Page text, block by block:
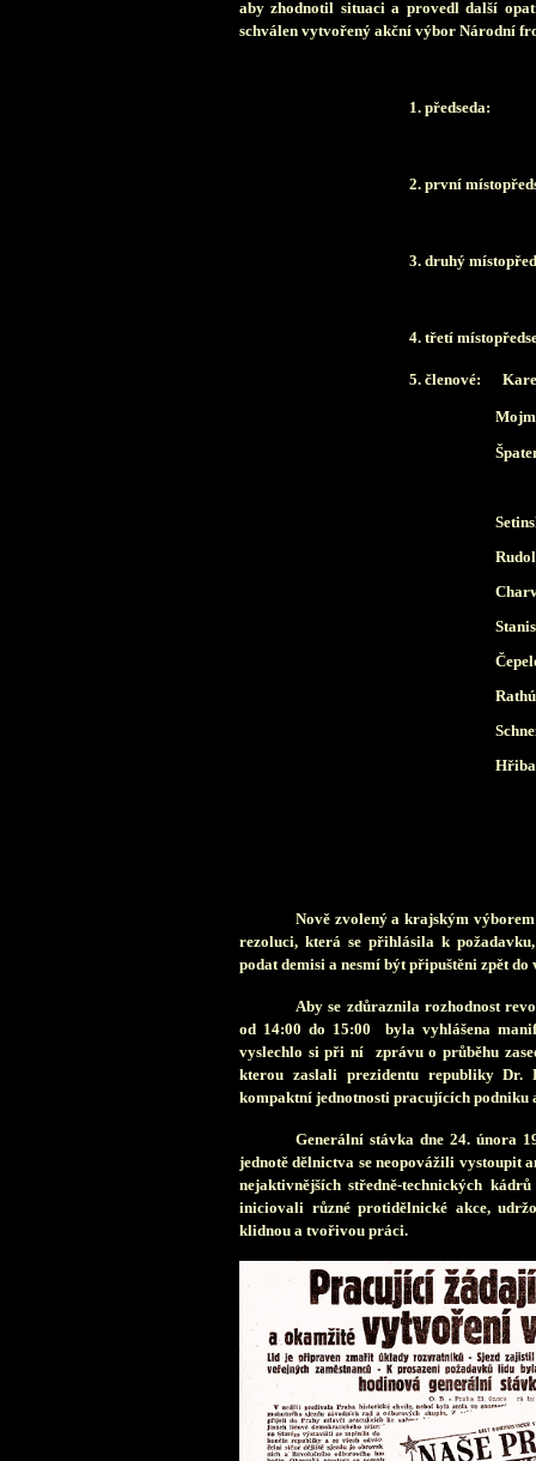
aby zhodnotil situaci a provedl další
schválen vytvořený akční výbor Národní
1. předseda:
2. první
3. druhý
4. třetí
5. členové:
Mojmír
Rudolf
Charvát
Čepelová
Nově zvolený a krajským výborem
rezoluci, která se přihlásila k
podat demisi a nesmí být připuštěni zpět do
Aby se zdůraznila rozhodnost
od 14:00 do 15:00 byla vyhlášena
vyslechlo si při ní zprávu o průběhu
kterou zaslali prezidentu republiky Dr.
kompaktní jednotnosti pracujících podniku
Generální stávka dne 24. února
jednotě dělnictva se neopovážili
nejaktivnějších středně-technických
iniciovali různé protidělnické akce,
klidnou a tvořivou práci.